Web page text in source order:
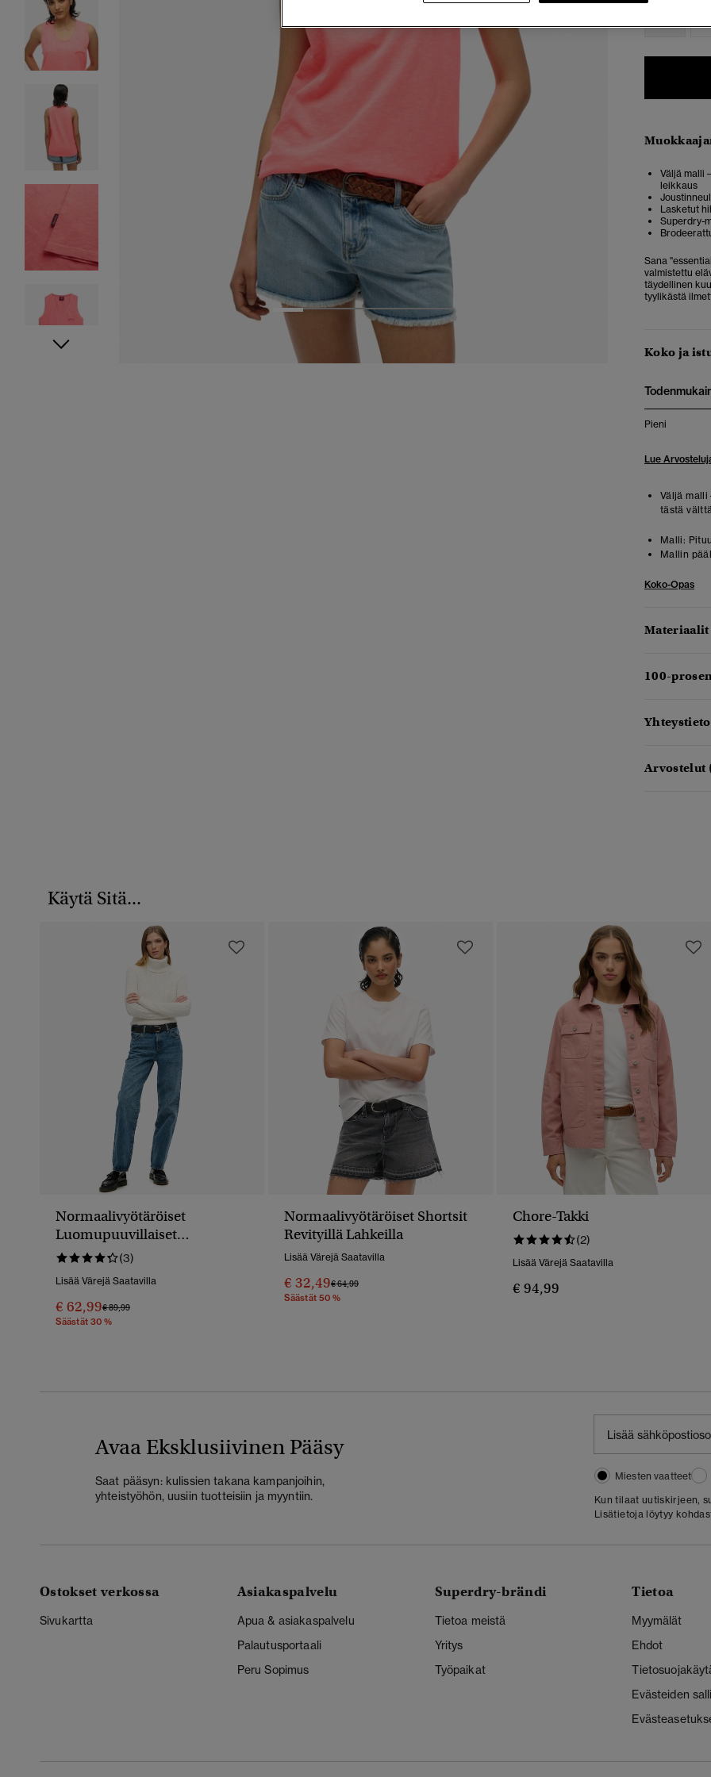
1 4 5 6
Väljä malli
leikkaus
Lasketut
Superdry-
Sana
valmistettu
täydellinen
tyylikästä
Koko ja
Pieni
Lue
Väljä malli
tästä
Malli:
Mallin
Koko-Opas
100-
Yhteystieto
Arvostelut
Käytä Sitä...
Normaalivyötäröiset
Luomupuuvillaiset
Leveälahkeiset Farkut
(3)
Lisää Värejä Saatavilla
€ 62,99Hinta Alennettu Hinnasta
€ 89,99Hintaan
Säästät 30 %
Normaalivyötäröiset Shortsit
Revityillä Lahkeilla
Lisää Värejä Saatavilla
€ 32,49Hinta Alennettu Hinnasta
€ 64,99Hintaan
Säästät 50 %
Chore-Takki
(2)
Lisää Värejä Saatavilla
€ 94,99
Avaa Eksklusiivinen Pääsy
Saat pääsyn: kulissien takana kampanjoihin,
yhteistyöhön, uusiin tuotteisiin ja myyntiin.
Miesten vaatteet
Kun tilaat uutiskirjeen,
Lisätietoja löytyy
Ostokset verkossa
Sivukartta
Asiakaspalvelu
Apua & asiakaspalvelu
Palautusportaali
Peru Sopimus
Superdry-brändi
Tietoa meistä
Yritys
Työpaikat
Tietoa
Myymälät
Ehdot
Evästeiden